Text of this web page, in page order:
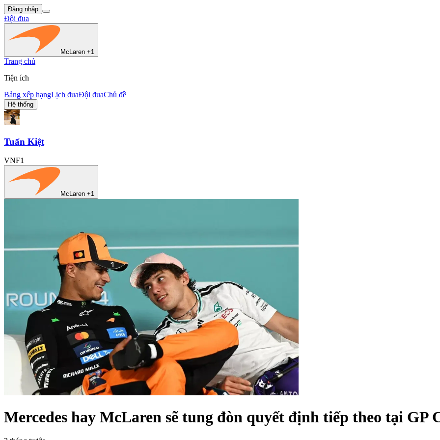
Đăng nhập
Đội đua
McLaren +1
Trang chủ
Tiện ích
Bảng xếp hạngLịch đuaĐội đuaChủ đề
Hệ thống
Tuấn Kiệt
VNF1
McLaren +1
Mercedes hay McLaren sẽ tung đòn quyết định tiếp theo tại GP